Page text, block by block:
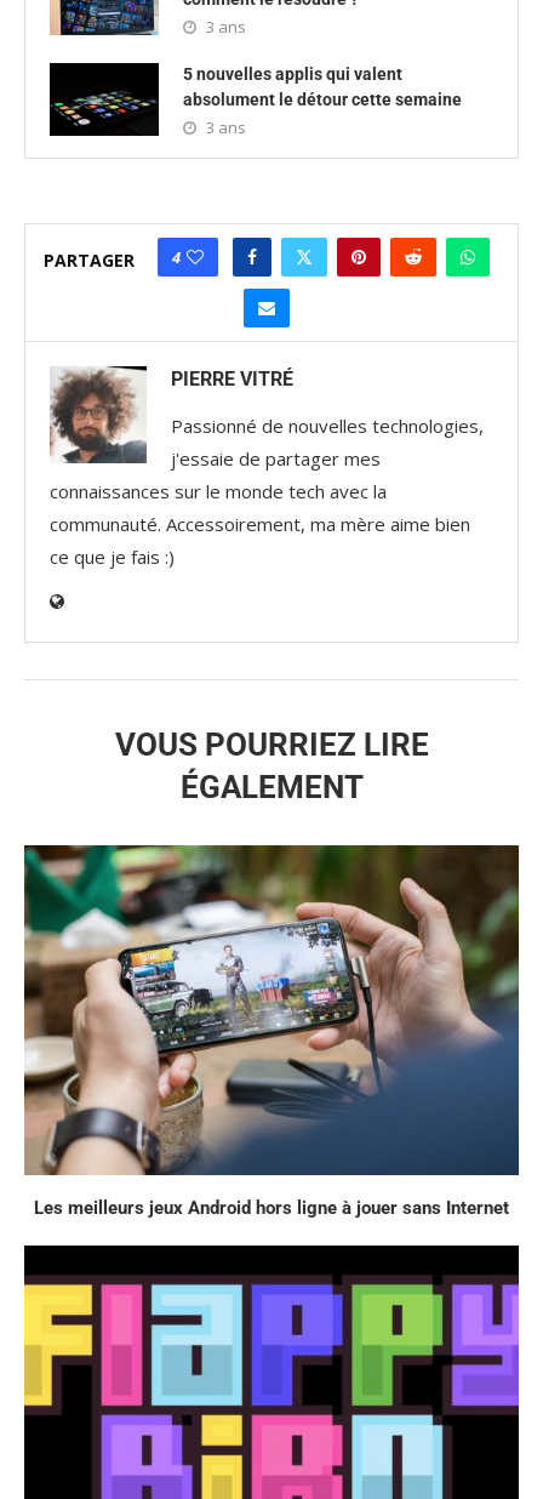
3 ans
5 nouvelles applis qui valent
absolument le détour cette semaine
3 ans
PARTAGER 4
PIERRE VITRÉ
Passionné de nouvelles technologies,
j'essaie de partager mes
connaissances sur le monde tech avec la
communauté. Accessoirement, ma mère aime bien
ce que je fais :)
VOUS POURRIEZ LIRE
ÉGALEMENT
Les meilleurs jeux Android hors ligne à jouer sans Internet